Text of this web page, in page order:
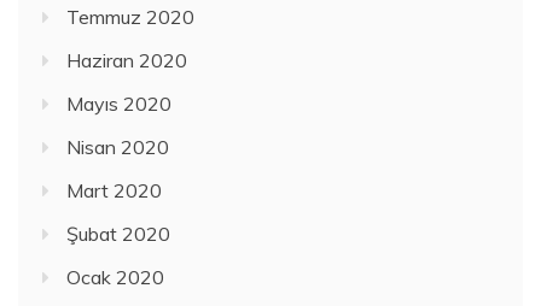
Temmuz 2020
Haziran 2020
Mayıs 2020
Nisan 2020
Mart 2020
Şubat 2020
Ocak 2020